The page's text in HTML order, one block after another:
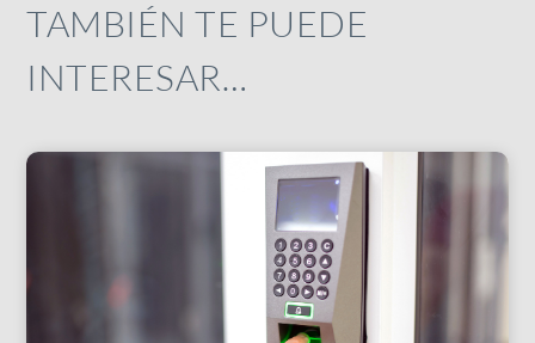
TAMBIÉN TE PUEDE
INTERESAR…